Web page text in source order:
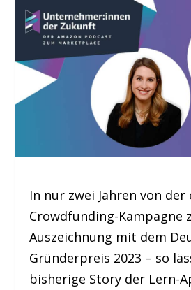
In nur zwei Jahren von
Crowdfunding-Kampagne
Auszeichnung mit dem
Gründerpreis 2023 – so
bisherige Story der Lern-